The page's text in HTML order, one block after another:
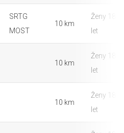
SRTG
MOST
10 km
Ženy 18 –
let
10 km
Ženy 18 –
let
10 km
Ženy 18 –
let